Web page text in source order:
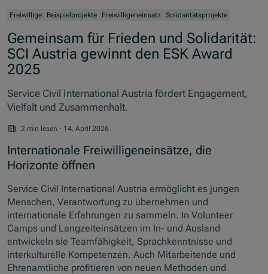
Freiwillige Beispielprojekte Freiwilligeneinsatz Solidaritätsprojekte
Gemeinsam für Frieden und Solidarität:
SCI Austria gewinnt den ESK Award
2025
Service Civil International Austria fördert Engagement,
Vielfalt und Zusammenhalt.
2 min lesen · 14. April 2026
Internationale Freiwilligeneinsätze, die
Horizonte öffnen
Service Civil International Austria ermöglicht es jungen
Menschen, Verantwortung zu übernehmen und
internationale Erfahrungen zu sammeln. InVolunteer
Camps und Langzeiteinsätzen im In- und Ausland
entwickeln sie Teamfähigkeit, Sprachkenntnisse und
interkulturelle Kompetenzen. Auch Mitarbeitende und
Ehrenamtliche profitieren von neuen Methoden und